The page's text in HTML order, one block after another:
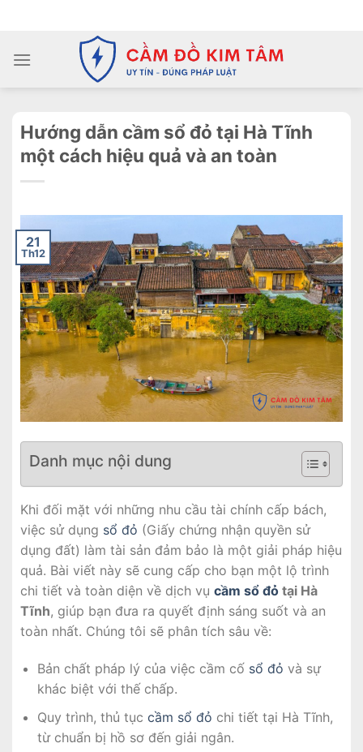
dung
Hướng dẫn cầm sổ đỏ tại Hà Tĩnh
một cách hiệu quả và an toàn
21
Th12
Danh mục nội dung
Khi đối mặt với những nhu cầu tài chính cấp bách,
việc sử dụng sổ đỏ (Giấy chứng nhận quyền sử
dụng đất) làm tài sản đảm bảo là một giải pháp hiệu
quả. Bài viết này sẽ cung cấp cho bạn một lộ trình
chi tiết và toàn diện về dịch vụ cầm sổ đỏ tại Hà
Tĩnh, giúp bạn đưa ra quyết định sáng suốt và an
toàn nhất. Chúng tôi sẽ phân tích sâu về:
Bản chất pháp lý của việc cầm cố sổ đỏ và sự
khác biệt với thế chấp.
Quy trình, thủ tục cầm sổ đỏ chi tiết tại Hà Tĩnh,
từ chuẩn bị hồ sơ đến giải ngân.